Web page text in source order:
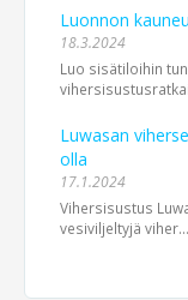
Luonnon
18.3.2024
Luo sisätiloihin
Luwasan
olla
17.1.2024
Vihersisustus
vesiviljeltyjä viher...